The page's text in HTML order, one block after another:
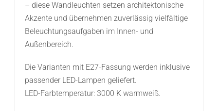
– diese Wandleuchten setzen architektonische
Akzente und übernehmen zuverlässig vielfältige
Beleuchtungsaufgaben im Innen- und
Außenbereich.
Die Varianten mit E27-Fassung werden inklusive
passender LED-Lampen geliefert.
LED-Farbtemperatur: 3000 K warmweiß.